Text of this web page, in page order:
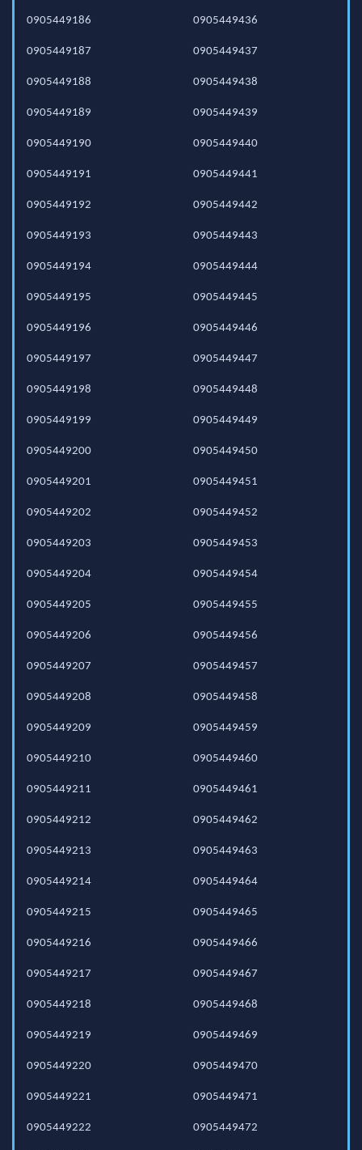
0905449186
0905449187
0905449188
0905449189
0905449190
0905449191
0905449192
0905449193
0905449194
0905449195
0905449196
0905449197
0905449198
0905449199
0905449200
0905449201
0905449202
0905449203
0905449204
0905449205
0905449206
0905449207
0905449208
0905449209
0905449210
0905449211
0905449212
0905449213
0905449214
0905449215
0905449216
0905449217
0905449218
0905449219
0905449220
0905449221
0905449222
0905449436
0905449437
0905449438
0905449439
0905449440
0905449441
0905449442
0905449443
0905449444
0905449445
0905449446
0905449447
0905449448
0905449449
0905449450
0905449451
0905449452
0905449453
0905449454
0905449455
0905449456
0905449457
0905449458
0905449459
0905449460
0905449461
0905449462
0905449463
0905449464
0905449465
0905449466
0905449467
0905449468
0905449469
0905449470
0905449471
0905449472